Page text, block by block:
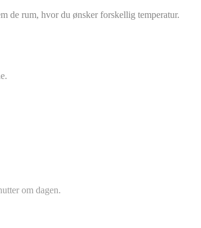
de rum, hvor du ønsker forskellig temperatur.
om dagen.